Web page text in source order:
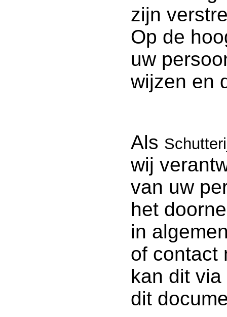
zijn
Op de
uw
wijzen en
Als
wij
van uw
het
in
of contact
kan dit
dit